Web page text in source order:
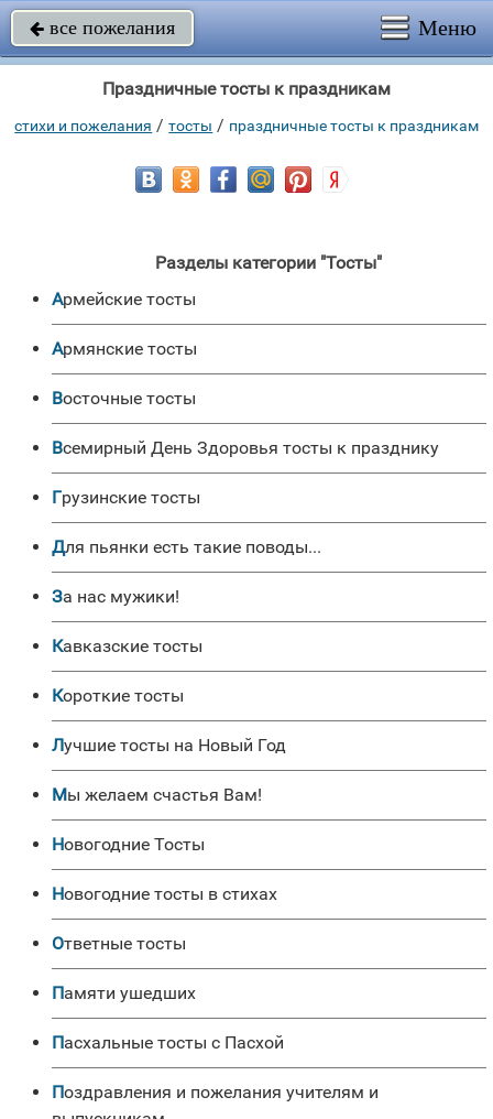
 все пожелания Меню
Праздничные тосты к праздникам
стихи и пожелания /тосты / праздничные тосты к праздникам
Разделы категории "Тосты"
Армейские тосты
Армянские тосты
Восточные тосты
Всемирный День Здоровья тосты к празднику
Грузинские тосты
Для пьянки есть такие поводы...
За нас мужики!
Кавказские тосты
Короткие тосты
Лучшие тосты на Новый Год
Мы желаем счастья Вам!
Новогодние Тосты
Новогодние тосты в стихах
Ответные тосты
Памяти ушедших
Пасхальные тосты с Пасхой
Поздравления и пожелания учителям и